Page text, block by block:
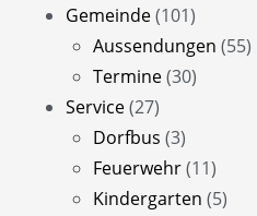
Gemeinde(101)
Aussendungen (55)
Termine(30)
Service(27)
Dorfbus (3)
Feuerwehr(11)
Kindergarten (5)